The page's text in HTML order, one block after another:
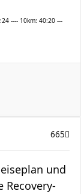
---- 10km: 40:20 ---
665
und
Recovery-